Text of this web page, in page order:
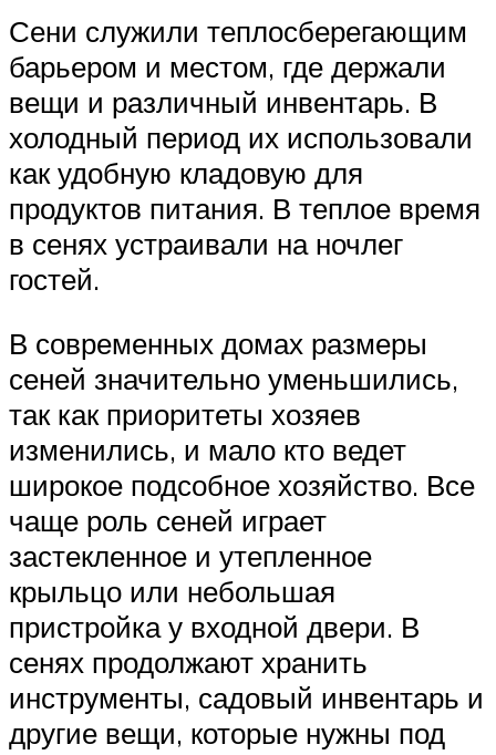
Сени служили теплосберегающим
барьером и местом, где держали
вещи и различный инвентарь. В
холодный период их использовали
как удобную кладовую для
продуктов питания. В теплое время
в сенях устраивали на ночлег
гостей.
В современных домах размеры
сеней значительно уменьшились,
так как приоритеты хозяев
изменились, и мало кто ведет
широкое подсобное хозяйство. Все
чаще роль сеней играет
застекленное и утепленное
крыльцо или небольшая
пристройка у входной двери. В
сенях продолжают хранить
инструменты, садовый инвентарь и
другие вещи, которые нужны под